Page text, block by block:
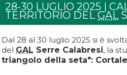
28-30 LUGLIO 2025 |
TERRITORIO DEL GAL
Dal 28 al 30 luglio 2025 si è
del GAL Serre Calabresi, la
triangolo della seta":